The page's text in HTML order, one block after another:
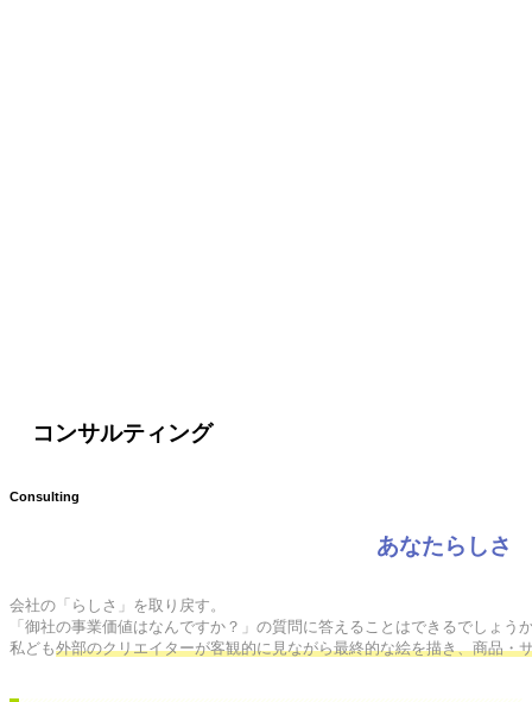
コンサルティング
Consulting
あなたらしさ
会社の「らしさ」を取り戻す。
「御社の事業価値はなんですか？」の質問に答えることはできるでしょう
私ども外部のクリエイターが客観的に見ながら最終的な絵を描き、商品・